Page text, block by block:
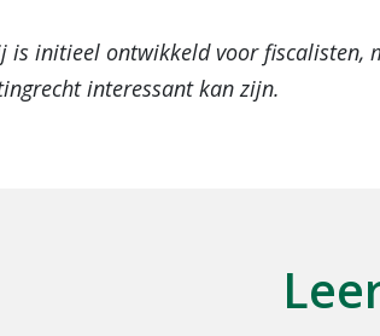
is initieel ontwikkeld voor
interessant kan zijn.